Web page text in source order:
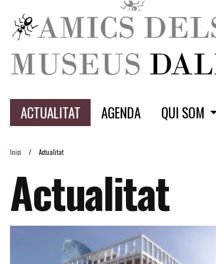
ACTUALITAT AGENDA QUI SOM
Inici Actualitat
Actualitat